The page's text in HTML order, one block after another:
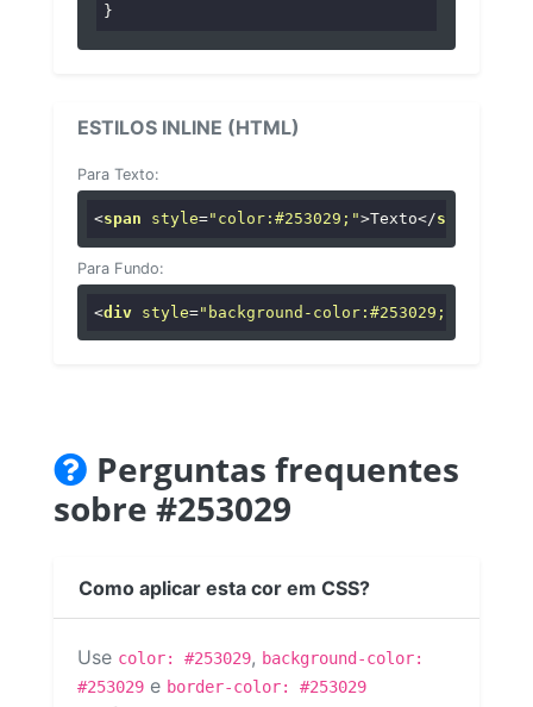
}
ESTILOS INLINE (HTML)
Para Texto:
<span style="color:#253029;">Texto</span
Para Fundo:
<div style="background-color:#253029;"
Perguntas frequentes
sobre #253029
Como aplicar esta cor em CSS?
Use color: #253029, background-color:
#253029 e border-color: #253029